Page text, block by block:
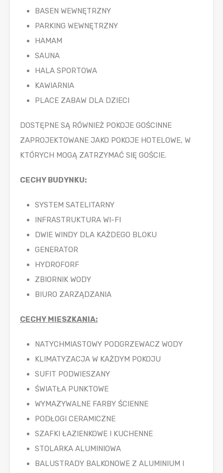
BASEN WEWNĘTRZNY
PARKING WEWNĘTRZNY
HAMAM
SAUNA
HALA SPORTOWA
KAWIARNIA
PLACE ZABAW DLA DZIECI
DOSTĘPNE SĄ RÓWNIEŻ POKOJE GOŚCINNE
ZAPROJEKTOWANE JAKO POKOJE HOTELOWE, W
KTÓRYCH MOGĄ ZATRZYMAĆ SIĘ GOŚCIE.
CECHY BUDYNKU:
SYSTEM SATELITARNY
INFRASTRUKTURA WI-FI
DWIE WINDY DLA KAŻDEGO BLOKU
GENERATOR
HYDROFORF
ZBIORNIK WODY
BIURO ZARZĄDZANIA
CECHY MIESZKANIA:
NATYCHMIASTOWY PODGRZEWACZ WODY
KLIMATYZACJA W KAŻDYM POKOJU
SUFIT PODWIESZANY
ŚWIATŁA PUNKTOWE
WYMAZYWALNE FARBY ŚCIENNE
PODŁOGI CERAMICZNE
SZAFKI ŁAZIENKOWE I KUCHENNE
STOLARKA ALUMINIOWA
BALUSTRADY BALKONOWE Z ALUMINIUM I